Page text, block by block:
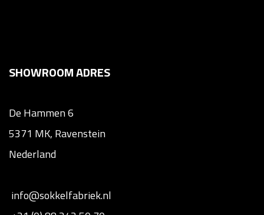
SHOWROOM ADRES
De Hammen 6
5371 MK, Ravenstein
Nederland
info@sokkelfabriek.nl